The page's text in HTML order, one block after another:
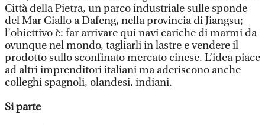
Città della Pietra, un parco industriale sulle sponde
del Mar Giallo a Dafeng, nella provincia di Jiangsu;
l’obiettivo è: far arrivare qui navi cariche di marmi da
ovunque nel mondo, tagliarli in lastre e vendere il
prodotto sullo sconfinato mercato cinese. L’idea piace
ad altri imprenditori italiani ma aderiscono anche
colleghi spagnoli, olandesi, indiani.
Si parte